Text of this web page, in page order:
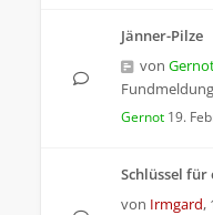
Jänner-Pilze
von
Gernot 19.
Schlüssel
von Irmgard,